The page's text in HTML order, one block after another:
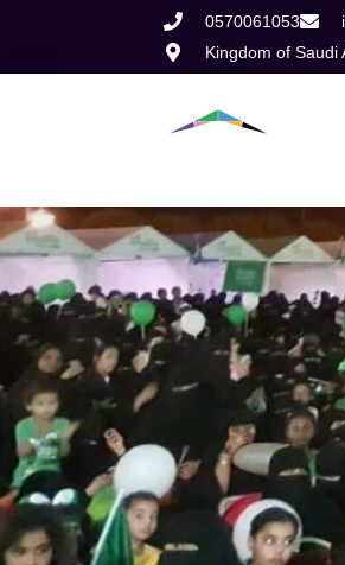
0570061053
Kingdom of Saudi